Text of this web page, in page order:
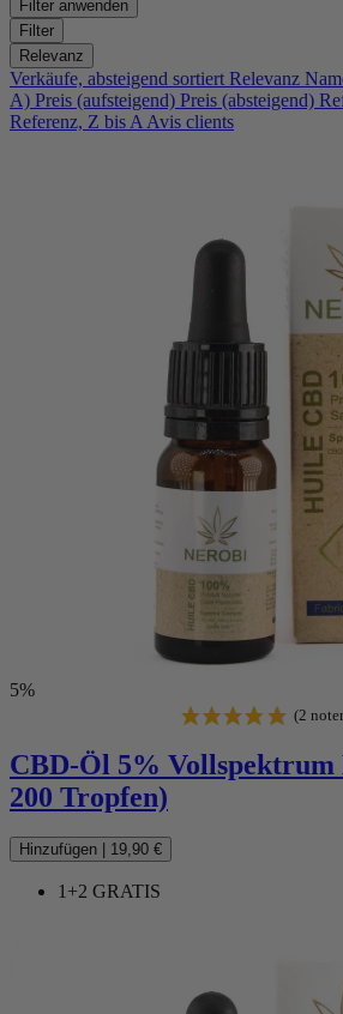
Filter anwenden
Filter
Relevanz
Verkäufe, absteigend sortiert Relevanz
A) Preis (aufsteigend) Preis (absteigend)
Referenz, Z bis A Avis clients
5%
CBD-Öl 5% Vollspektrum
200 Tropfen)
Hinzufügen 19,90 €
1+2 GRATIS